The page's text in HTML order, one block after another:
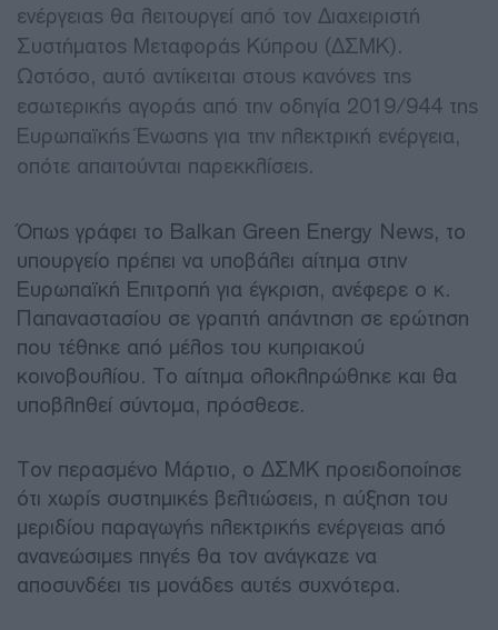
ενέργειας θα λειτουργεί από τον Διαχειριστή
Συστήματος Μεταφοράς Κύπρου (ΔΣΜΚ).
Ωστόσο, αυτό αντίκειται στους κανόνες της
εσωτερικής αγοράς από την οδηγία 2019/944 της
Ευρωπαϊκής Ένωσης για την ηλεκτρική ενέργεια,
οπότε απαιτούνται παρεκκλίσεις.
Όπως γράφει το Balkan Green Energy News, το
υπουργείο πρέπει να υποβάλει αίτημα στην
Ευρωπαϊκή Επιτροπή για έγκριση, ανέφερε ο κ.
Παπαναστασίου σε γραπτή απάντηση σε ερώτηση
που τέθηκε από μέλος του κυπριακού
κοινοβουλίου. Το αίτημα ολοκληρώθηκε και θα
υποβληθεί σύντομα, πρόσθεσε.
Τον περασμένο Μάρτιο, ο ΔΣΜΚ προειδοποίησε
ότι χωρίς συστημικές βελτιώσεις, η αύξηση του
μεριδίου παραγωγής ηλεκτρικής ενέργειας από
ανανεώσιμες πηγές θα τον ανάγκαζε να
αποσυνδέει τις μονάδες αυτές συχνότερα.